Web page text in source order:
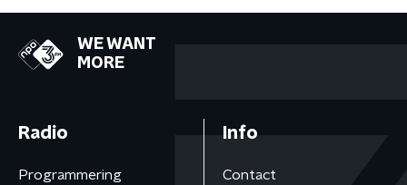
WE WANT
MORE
Radio
Programmering
Info
Contact